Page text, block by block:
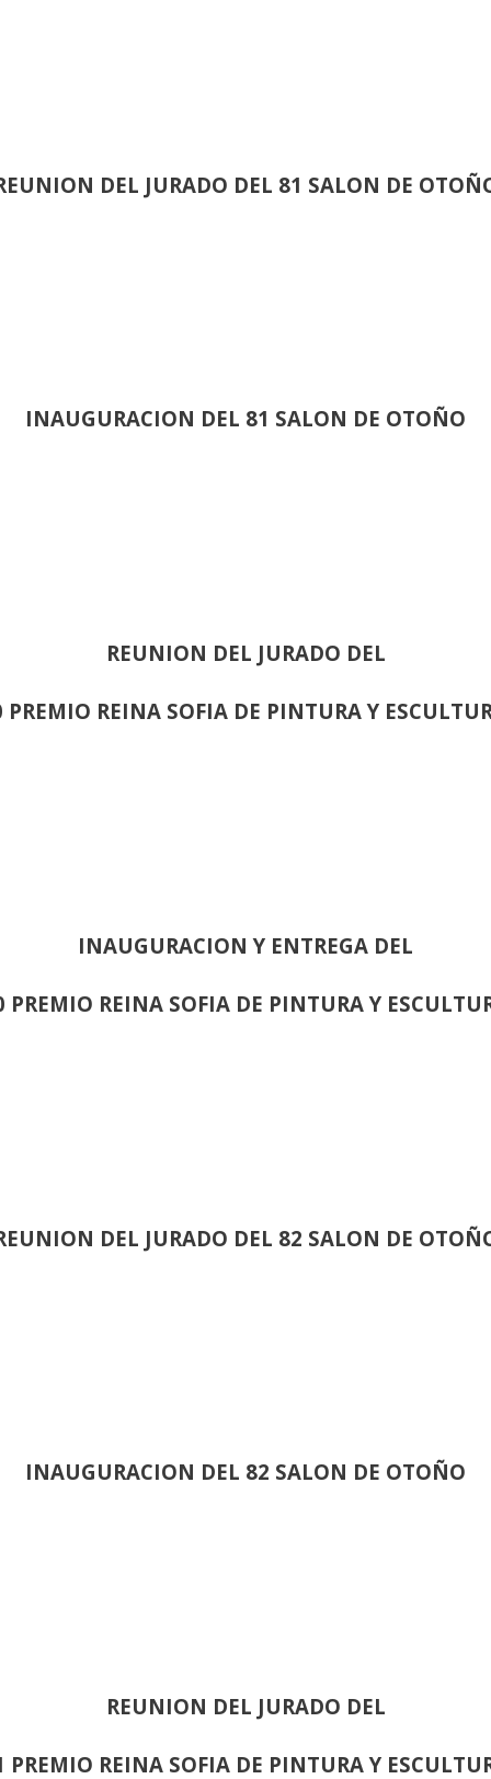
DEL JURADO DEL 81 SALON DE
INAUGURACION DEL 81 SALON DE OTOÑO
REUNION DEL JURADO DEL
PREMIO REINA SOFIA DE PINTURA Y
INAUGURACION Y ENTREGA DEL
PREMIO REINA SOFIA DE PINTURA Y
DEL JURADO DEL 82 SALON DE
INAUGURACION DEL 82 SALON DE OTOÑO
REUNION DEL JURADO DEL
PREMIO REINA SOFIA DE PINTURA Y